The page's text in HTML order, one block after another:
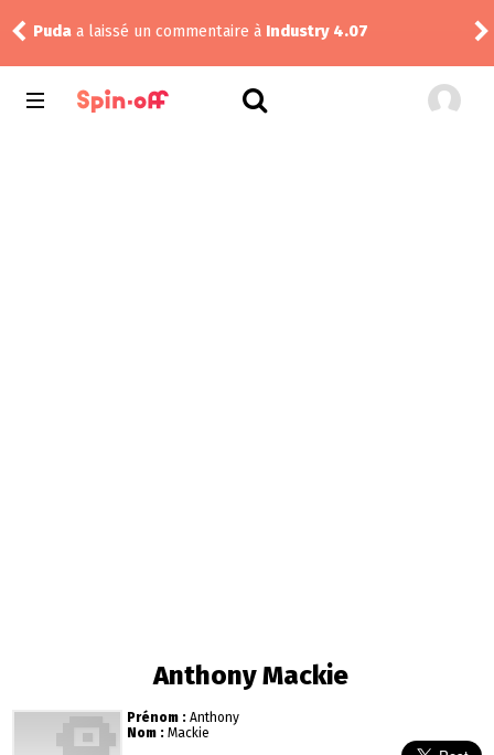
Puda a laissé un commentaire à Industry 4.07
Anthony Mackie
Prénom : Anthony
Nom : Mackie